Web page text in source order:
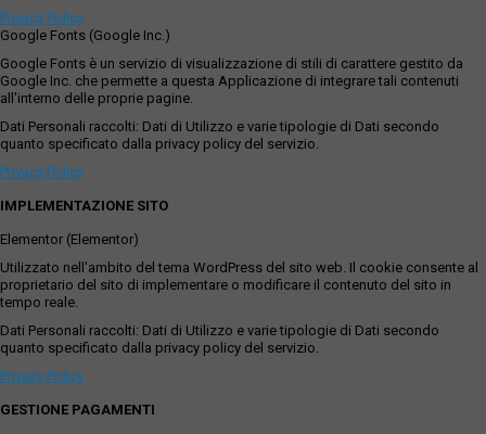
Privacy Policy
Google Fonts (Google Inc.)
Google Fonts è un servizio di visualizzazione di stili di carattere gestito da
Google Inc. che permette a questa Applicazione di integrare tali contenuti
all'interno delle proprie pagine.
Dati Personali raccolti: Dati di Utilizzo e varie tipologie di Dati secondo
quanto specificato dalla privacy policy del servizio.
Privacy Policy
IMPLEMENTAZIONE SITO
Elementor (Elementor)
Utilizzato nell'ambito del tema WordPress del sito web. Il cookie consente al
proprietario del sito di implementare o modificare il contenuto del sito in
tempo reale.
Dati Personali raccolti: Dati di Utilizzo e varie tipologie di Dati secondo
quanto specificato dalla privacy policy del servizio.
Privacy Policy
GESTIONE PAGAMENTI